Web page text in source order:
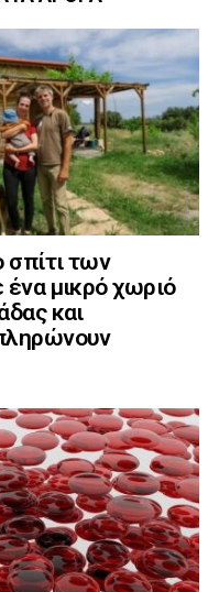
σπίτι των
μικρό χωριό
και